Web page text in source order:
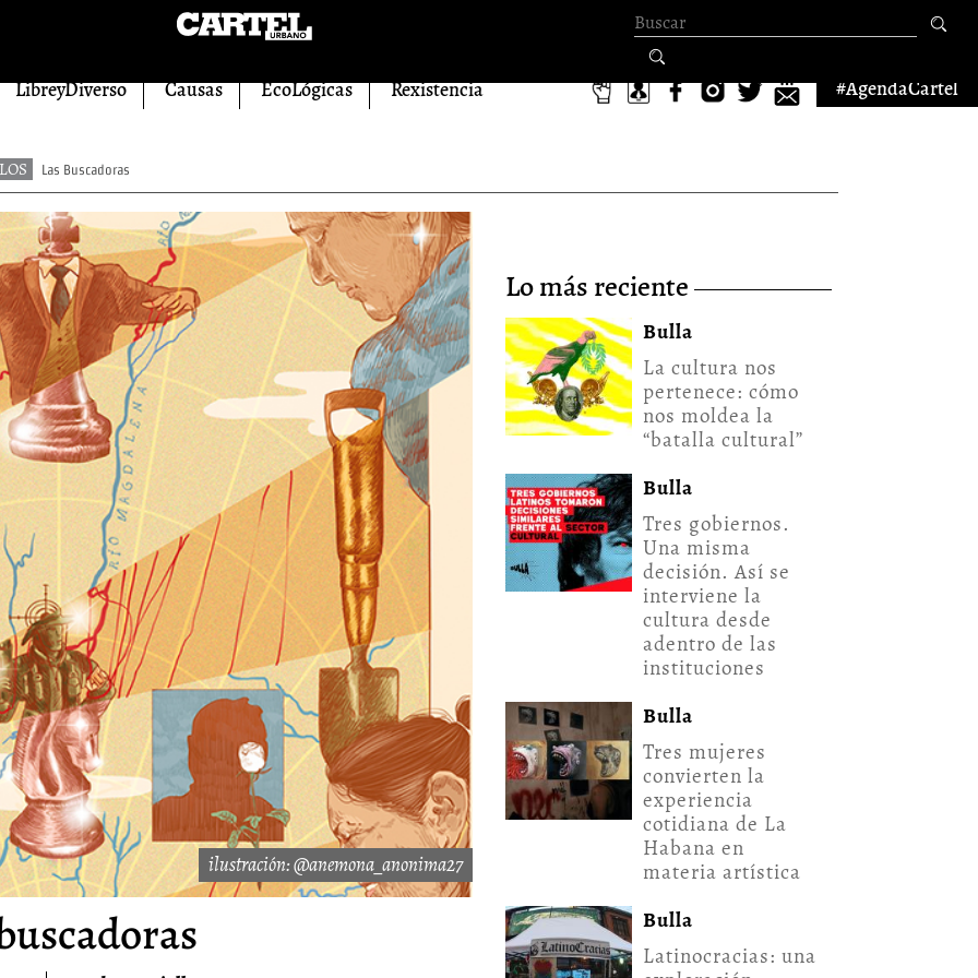
Formulario de
búsqueda
LibreyDiverso Causas EcoLógicas Rexistencia #AgendaCartel
Las Buscadoras
ilustración: @anemona_anonima27
lo más reciente
Bulla
La cultura nos
pertenece: cómo
nos moldea la
“batalla cultural”
Bulla
Tres gobiernos.
Una misma
decisión. Así se
interviene la
cultura desde
adentro de las
instituciones
Bulla
Tres mujeres
convierten la
experiencia
cotidiana de La
Habana en
materia artística
Bulla
Latinocracias: una